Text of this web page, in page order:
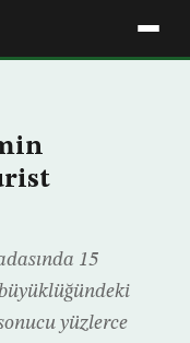
15
yüzlerce